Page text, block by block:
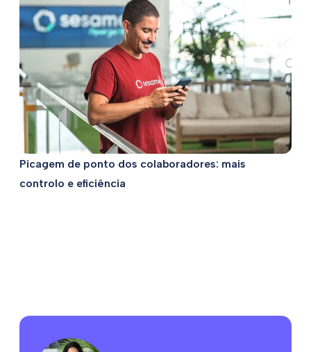
Picagem de ponto dos colaboradores: mais
controlo e eficiência